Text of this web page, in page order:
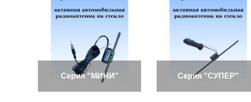
Серия "МИНИ" Серия "СУПЕР"